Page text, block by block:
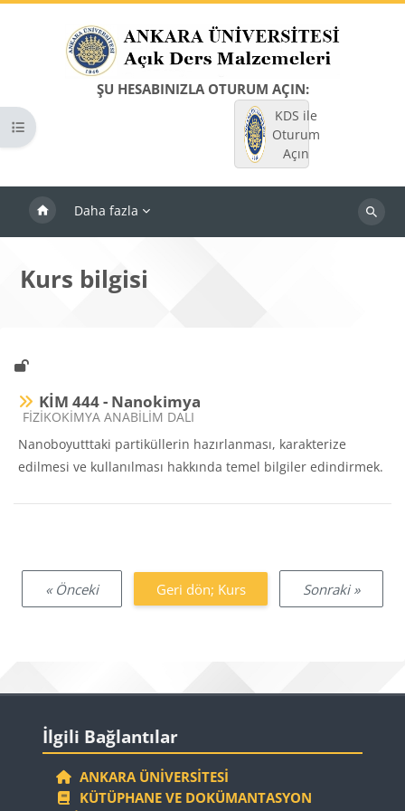
ŞU HESABINIZLA OTURUM AÇIN:
KDS ile
Oturum
Açın
Daha fazla
Dersleri
Kurs dizinini aç
Kurs bilgisi
KİM 444 - Nanokimya
Ders kategorisi
FİZİKOKİMYA ANABİLİM DALI
Nanoboyutttaki partiküllerin hazırlanması, karakterize
edilmesi ve kullanılması hakkında temel bilgiler edindirmek.
« Önceki Geri dön; Kurs Sonraki »
Bloklar
İlgili Bağlantılar
ANKARA ÜNIVERSITESI
KÜTÜPHANE VE DOKÜMANTASYON